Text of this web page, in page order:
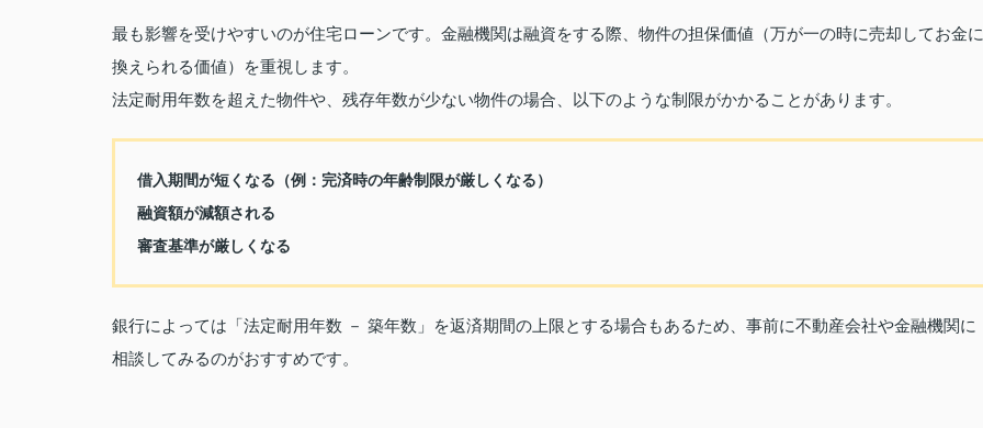
最も影響を受けやすいのが住宅ローンです。金融機関は融資をする際、物件の担保価値（万が一の時に売却してお金に
換えられる価値）を重視します。
法定耐用年数を超えた物件や、残存年数が少ない物件の場合、以下のような制限がかかることがあります。
借入期間が短くなる （例：完済時の年齢制限が厳しくなる）
融資額が減額される
審査基準が厳しくなる
銀行によっては「法定耐用年数 － 築年数」を返済期間の上限とする場合もあるため、事前に不動産会社や金融機関に
相談してみるのがおすすめです。